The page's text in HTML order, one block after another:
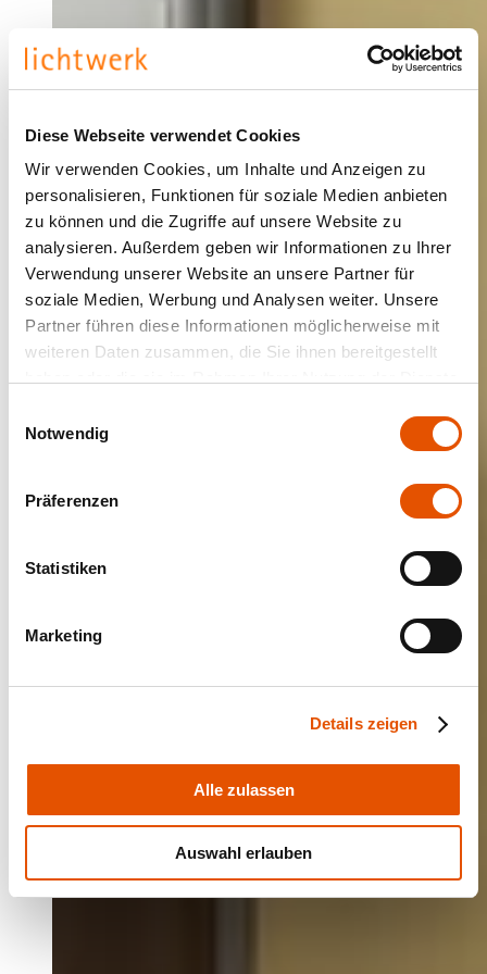
Diese Webseite verwendet Cookies
Wir verwenden Cookies, um Inhalte und Anzeigen zu
personalisieren, Funktionen für soziale Medien anbieten
zu können und die Zugriffe auf unsere Website zu
analysieren. Außerdem geben wir Informationen zu Ihrer
Verwendung unserer Website an unsere Partner für
soziale Medien, Werbung und Analysen weiter. Unsere
Partner führen diese Informationen möglicherweise mit
weiteren Daten zusammen, die Sie ihnen bereitgestellt
Notwendig
Präferenzen
Statistiken
Marketing
Details zeigen
Alle zulassen
Auswahl erlauben